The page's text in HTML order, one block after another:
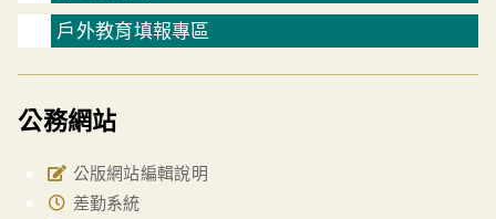
戶外教育填報專區
公務網站
公版網站編輯說明
差勤系統